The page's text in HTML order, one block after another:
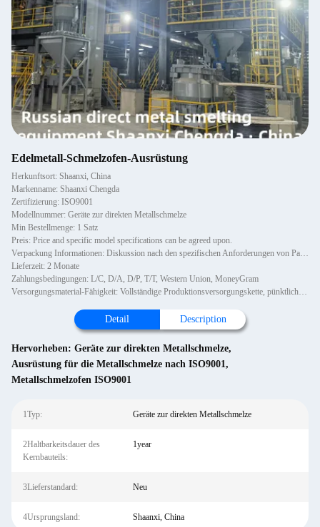
Edelmetall-Schmelzofen-Ausrüstung
Herkunftsort: Shaanxi, China
Markenname: Shaanxi Chengda
Zertifizierung: ISO9001
Modellnummer: Geräte zur direkten Metallschmelze
Min Bestellmenge: 1 Satz
Preis: Price and specific model specifications can be agreed upon.
Verpackung Informationen: Diskussion nach den spezifischen Anforderungen von Partei A
Lieferzeit: 2 Monate
Zahlungsbedingungen: L/C, D/A, D/P, T/T, Western Union, MoneyGram
Versorgungsmaterial-Fähigkeit: Vollständige Produktionsversorgungskette, pünktliche Lieferung und Einhaltung von Qualitätsstandards
Detail Description
Hervorheben: Geräte zur direkten Metallschmelze,
Ausrüstung für die Metallschmelze nach ISO9001,
Metallschmelzofen ISO9001
1Typ: Geräte zur direkten Metallschmelze
2Haltbarkeitsdauer des
Kernbauteils:
1year
3Lieferstandard: Neu
4Ursprungsland: Shaanxi, China